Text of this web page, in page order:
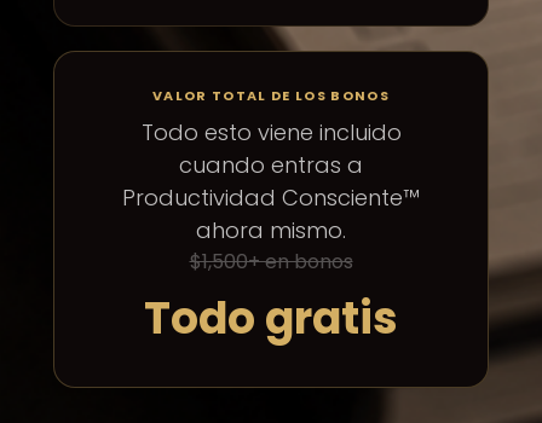
VALOR TOTAL DE LOS BONOS
Todo esto viene incluido
cuando entras a
Productividad Consciente™
ahora mismo.
$1,500+ en bonos
Todo gratis